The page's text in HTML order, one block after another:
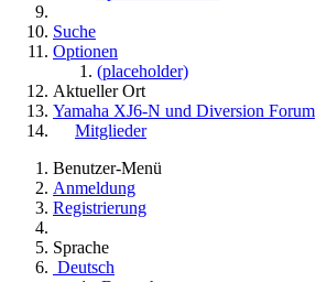
Suche
Optionen
(placeholder)
Aktueller Ort
Yamaha XJ6-N und Diversion Forum
Mitglieder
Benutzer-Menü
Anmeldung
Registrierung
Sprache
Deutsch